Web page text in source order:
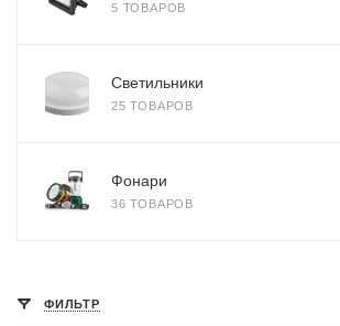
5 ТОВАРОВ
Светильники
25 ТОВАРОВ
Фонари
36 ТОВАРОВ
ФИЛЬТР